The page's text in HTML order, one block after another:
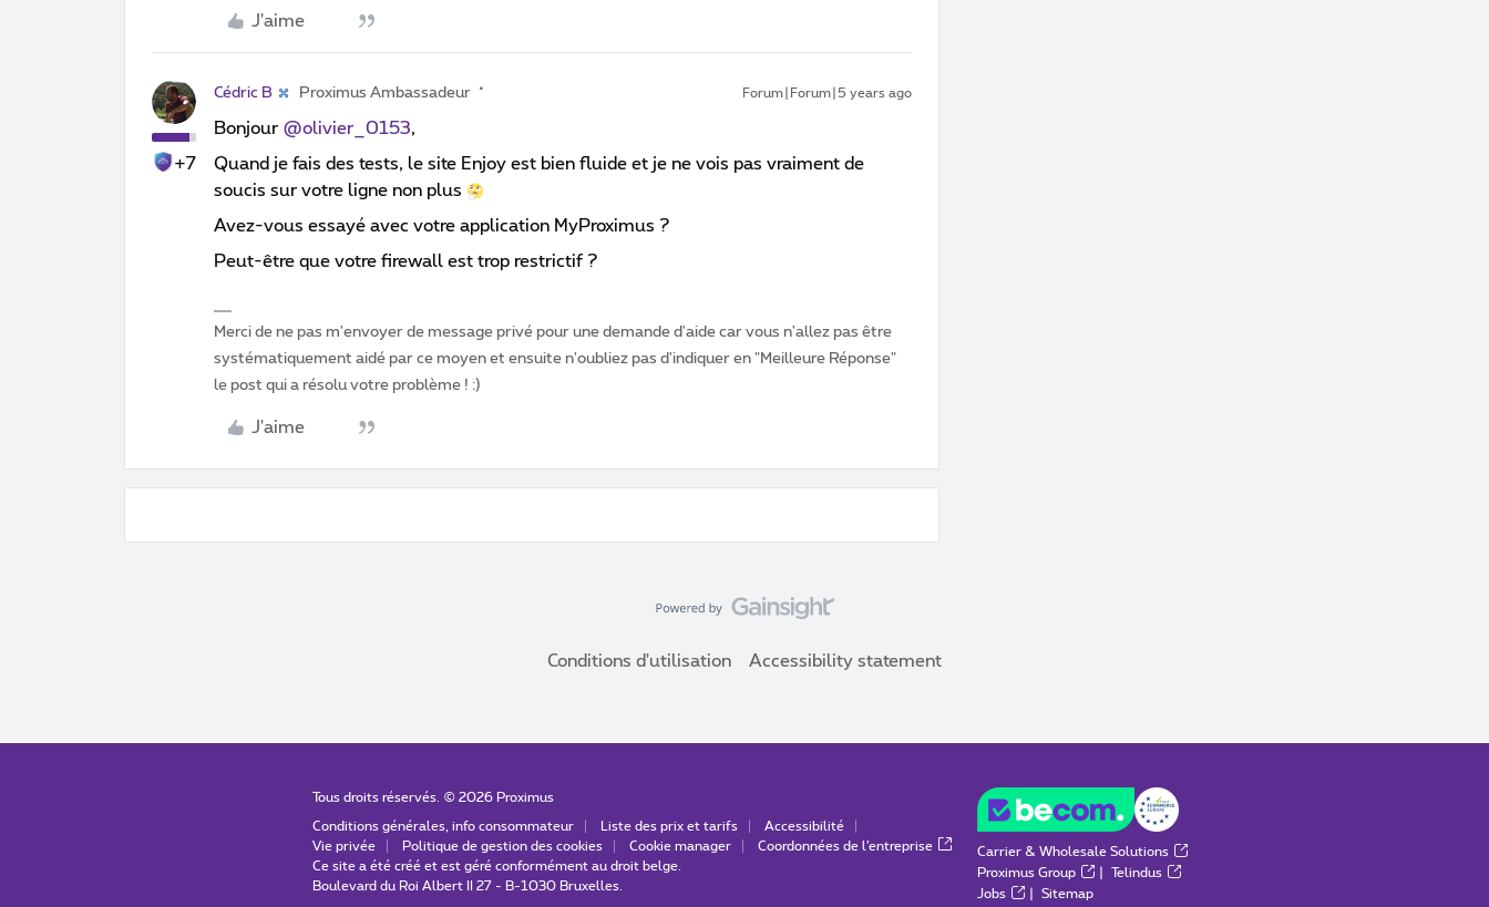
J'aime
+7
Cédric B Proximus Ambassadeur Forum|Forum|5 years ago
Bonjour @olivier_0153,
Quand je fais des tests, le site Enjoy est bien fluide et je ne vois pas vraiment de
soucis sur votre ligne non plus
Avez-vous essayé avec votre application MyProximus ?
Peut-être que votre firewall est trop restrictif ?
Merci de ne pas m'envoyer de message privé pour une demande d'aide car vous n'allez pas être
systématiquement aidé par ce moyen et ensuite n'oubliez pas d'indiquer en "Meilleure Réponse"
le post qui a résolu votre problème ! :)
J'aime
Conditions d'utilisation Accessibility statement
Tous droits réservés. © 2026 Proximus
Conditions générales, info consommateur Liste des prix et tarifs
Accessibilité
Vie privée
Politique de gestion des cookies Cookie manager
Coordonnées de l’entreprise
Ce site a été créé et est géré conformément au droit belge.
Boulevard du Roi Albert II 27 - B-1030 Bruxelles.
Carrier & Wholesale Solutions
Proximus Group
Telindus
Jobs
Sitemap